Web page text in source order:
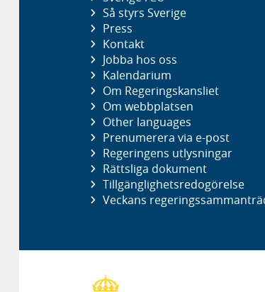
Så styrs Sverige
Press
Kontakt
Jobba hos oss
Kalendarium
Om Regeringskansliet
Om webbplatsen
Other languages
Prenumerera via e-post
Regeringens utlysningar
Rättsliga dokument
Tillgänglighetsredogörelse
Veckans